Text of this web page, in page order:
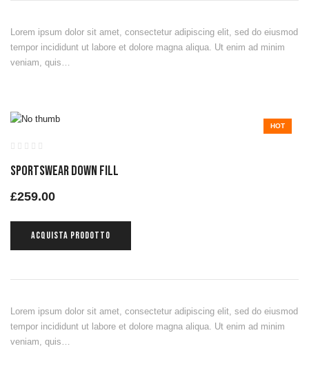
Lorem ipsum dolor sit amet, consectetur adipiscing elit, sed do eiusmod
tempor incididunt ut labore et dolore magna aliqua. Ut enim ad minim
veniam, quis…
HOT
Sportswear Down Fill
£259.00
ACQUISTA PRODOTTO
Lorem ipsum dolor sit amet, consectetur adipiscing elit, sed do eiusmod
tempor incididunt ut labore et dolore magna aliqua. Ut enim ad minim
veniam, quis…